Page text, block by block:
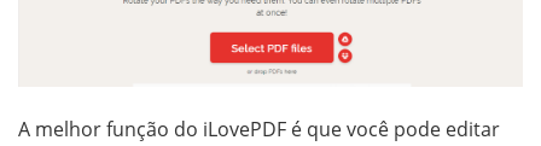
A melhor função do iLovePDF é que você pode editar